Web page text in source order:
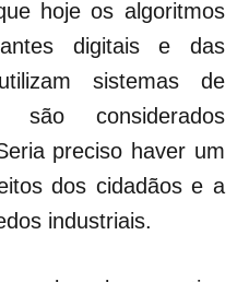
hoje os algoritmos
digitais e das
sistemas de
são considerados
preciso haver um
dos cidadãos e a
industriais.